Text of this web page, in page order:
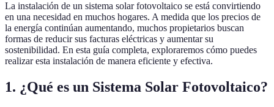
La instalación de un sistema solar fotovoltaico se está convirtiendo
en una necesidad en muchos hogares. A medida que los precios de
la energía continúan aumentando, muchos propietarios buscan
formas de reducir sus facturas eléctricas y aumentar su
sostenibilidad. En esta guía completa, exploraremos cómo puedes
realizar esta instalación de manera eficiente y efectiva.
1. ¿Qué es un Sistema Solar Fotovoltaico?